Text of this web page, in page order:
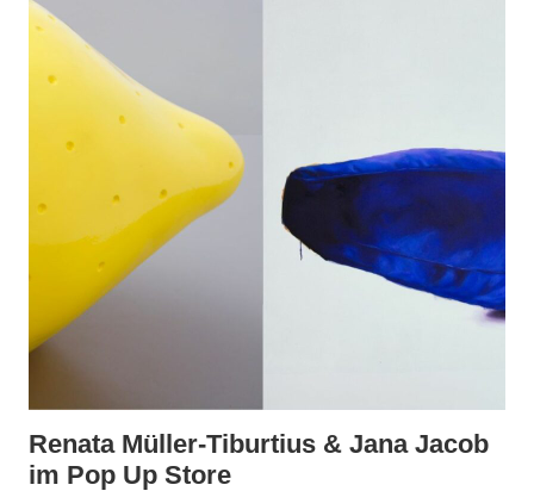
Renata Müller-Tiburtius & Jana Jacob
im Pop Up Store